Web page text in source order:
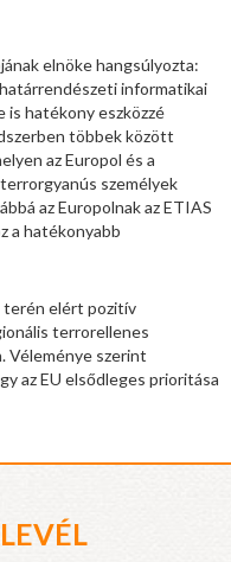
elnöke hangsúlyozta:
informatikai
hatékony eszközzé
többek között
az Europol és a
személyek
az Europolnak az ETIAS
a hatékonyabb
terén elért pozitív
terrorellenes
Véleménye szerint
az EU elsődleges prioritása